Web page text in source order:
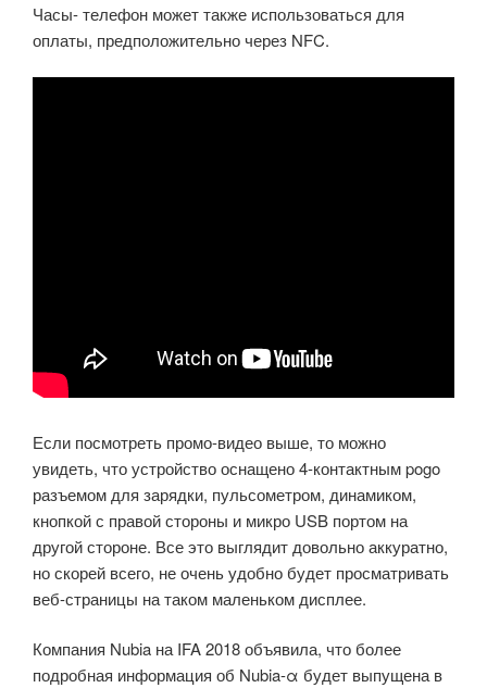
Часы- телефон может также использоваться для
оплаты, предположительно через NFC.
Если посмотреть промо-видео выше, то можно
увидеть, что устройство оснащено 4-контактным pogo
разъемом для зарядки, пульсометром, динамиком,
кнопкой с правой стороны и микро USB портом на
другой стороне. Все это выглядит довольно аккуратно,
но скорей всего, не очень удобно будет просматривать
веб-страницы на таком маленьком дисплее.
Компания Nubia на IFA 2018 объявила, что более
подробная информация об Nubia-α будет выпущена в